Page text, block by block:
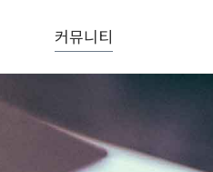
커뮤니티